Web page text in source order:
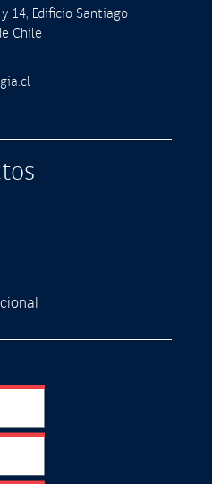
14, Ediﬁcio Santiago
Chile